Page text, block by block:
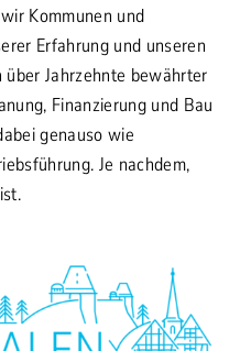
Kommunen und
Erfahrung und unseren
Jahrzehnte bewährter
Finanzierung und Bau
genauso wie
Je nachdem,